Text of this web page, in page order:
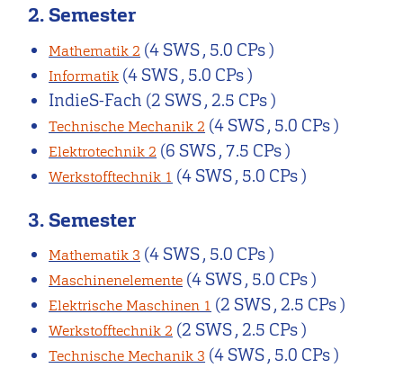
2. Semester
Mathematik 2 (4 SWS , 5.0 CPs )
Informatik (4 SWS , 5.0 CPs )
IndieS-Fach (2 SWS , 2.5 CPs )
Technische Mechanik 2 (4 SWS , 5.0 CPs )
Elektrotechnik 2 (6 SWS , 7.5 CPs )
Werkstofftechnik 1 (4 SWS , 5.0 CPs )
3. Semester
Mathematik 3 (4 SWS , 5.0 CPs )
Maschinenelemente (4 SWS , 5.0 CPs )
Elektrische Maschinen 1 (2 SWS , 2.5 CPs )
Werkstofftechnik 2 (2 SWS , 2.5 CPs )
Technische Mechanik 3 (4 SWS , 5.0 CPs )